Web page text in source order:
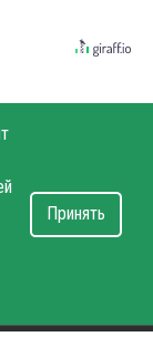
Принять